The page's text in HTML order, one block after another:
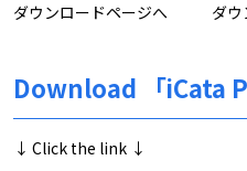
ダウンロードページへ
ダ
Download 「iCata
↓ Click the link ↓